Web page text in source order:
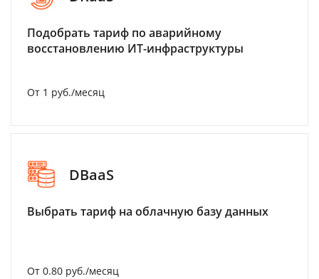
Подобрать тариф по аварийному
восстановлению ИТ-инфраструктуры
От 1 руб./месяц
DBaaS
Выбрать тариф на облачную базу данных
От 0.80 руб./месяц